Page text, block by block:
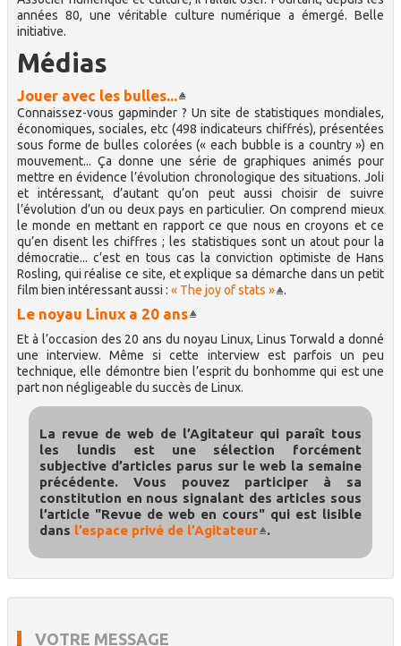
années 80, une véritable culture numérique a émergé. Belle
initiative.
Médias
Jouer avec les bulles...
Connaissez-vous gapminder ? Un site de statistiques mondiales,
économiques, sociales, etc (498 indicateurs chiffrés), présentées
sous forme de bulles colorées (« each bubble is a country ») en
mouvement... Ça donne une série de graphiques animés pour
mettre en évidence l’évolution chronologique des situations. Joli
et intéressant, d’autant qu’on peut aussi choisir de suivre
l’évolution d’un ou deux pays en particulier. On comprend mieux
le monde en mettant en rapport ce que nous en croyons et ce
qu’en disent les chiffres ; les statistiques sont un atout pour la
démocratie... c’est en tous cas la conviction optimiste de Hans
Rosling, qui réalise ce site, et explique sa démarche dans un petit
film bien intéressant aussi : « The joy of stats » .
Le noyau Linux a 20 ans
Et à l’occasion des 20 ans du noyau Linux, Linus Torwald a donné
une interview. Même si cette interview est parfois un peu
technique, elle démontre bien l’esprit du bonhomme qui est une
part non négligeable du succès de Linux.
La revue de web de l’Agitateur qui paraît tous
les lundis est une sélection forcément
subjective d’articles parus sur le web la semaine
précédente. Vous pouvez participer à sa
constitution en nous signalant des articles sous
l’article "Revue de web en cours" qui est lisible
dans l’espace privé de l’Agitateur .
VOTRE MESSAGE